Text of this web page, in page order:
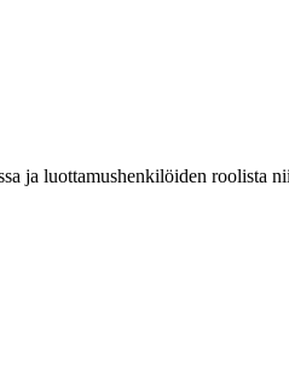
luottamushenkilöiden roolista